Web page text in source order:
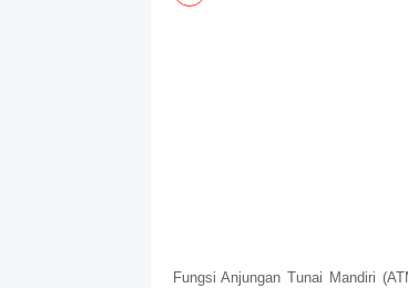
Fungsi Anjungan Tunai Mandiri